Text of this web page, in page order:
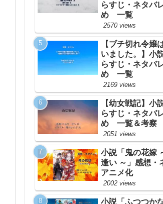
らすじ・ネタバ
め 一覧
2570 views
【ブチ切れ令嬢
いました。】小
らすじ・ネタバ
め 一覧
2169 views
【幼女戦記】小
らすじ・ネタバ
め 一覧＆考察
2051 views
小説「鬼の花嫁
逢い ～」感想・
アニメ化
2002 views
小説「ふつつか